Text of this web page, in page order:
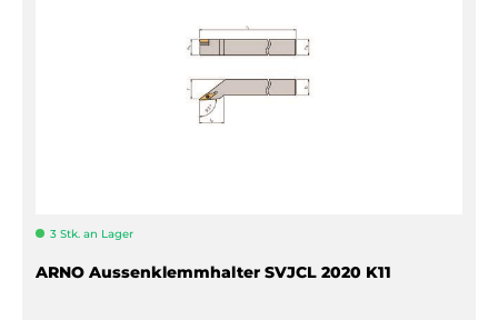
3 Stk. an Lager
ARNO Aussenklemmhalter SVJCL 2020 K11